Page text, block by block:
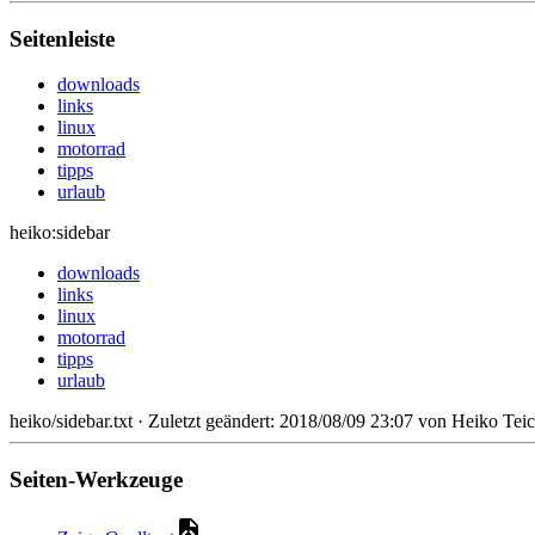
Seitenleiste
downloads
links
linux
motorrad
tipps
urlaub
heiko:sidebar
downloads
links
linux
motorrad
tipps
urlaub
heiko/sidebar.txt· Zuletzt geändert: 2018/08/09 23:07 von Heiko
Seiten-Werkzeuge